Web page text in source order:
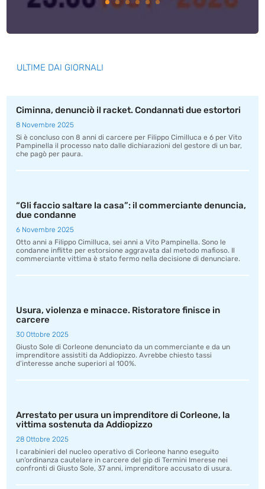
ULTIME DAI GIORNALI
Ciminna, denunciò il racket. Condannati due estortori
8 Novembre 2025
Si è concluso con 8 anni di carcere per Filippo Cimilluca e 6 per Vito
Pampinella il processo nato dalle dichiarazioni del gestore di un bar,
che pagò per paura.
“Gli faccio saltare la casa”: il commerciante denuncia,
due condanne
6 Novembre 2025
Otto anni a Filippo Cimilluca, sei anni a Vito Pampinella. Sono le
condanne inflitte per estorsione aggravata dal metodo mafioso. Il
commerciante vittima è stato fermo nella decisione di denunciare.
Usura, violenza e minacce. Ristoratore finisce in
carcere
30 Ottobre 2025
Giusto Sole di Corleone denunciato da un commerciante e da un
imprenditore assistiti da Addiopizzo. Avrebbe chiesto tassi
d’interesse anche superiori al 100%.
Arrestato per usura un imprenditore di Corleone, la
vittima sostenuta da Addiopizzo
28 Ottobre 2025
I carabinieri del nucleo operativo di Corleone hanno eseguito
un’ordinanza cautelare in carcere del gip di Termini Imerese nei
confronti di Giusto Sole, 37 anni, imprenditore accusato di usura.